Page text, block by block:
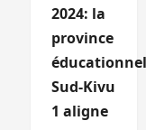
2024: la
province
Sud-Kivu
1 aligne